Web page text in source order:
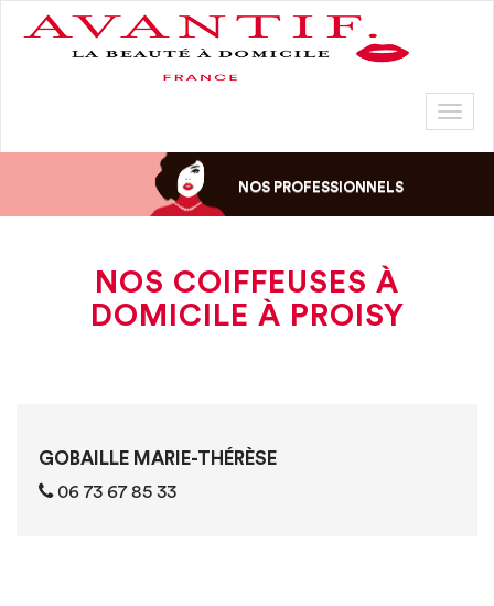
NOS PROFESSIONNELS
NOS COIFFEUSES À
DOMICILE À PROISY
GOBAILLE MARIE-THÉRÈSE
06 73 67 85 33